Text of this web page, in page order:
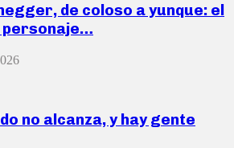
de coloso a yunque: el
no alcanza, y hay gente